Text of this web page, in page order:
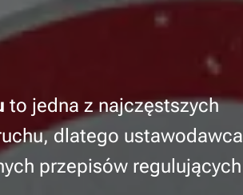
to jedna z najczęstszych
dlatego ustawodawca
przepisów regulujących